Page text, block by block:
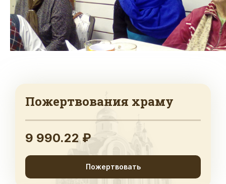
Пожертвования храму
9 990.22 ₽
Пожертвовать